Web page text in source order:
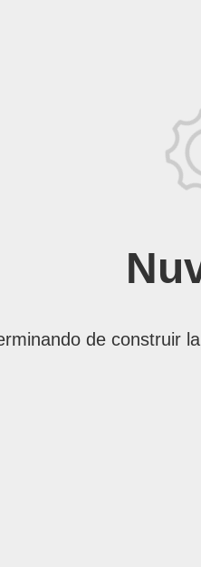
de construir